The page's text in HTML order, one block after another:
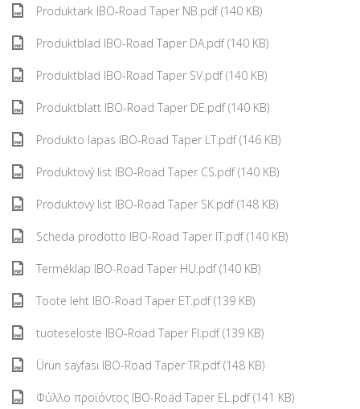
Produktark IBO-Road Taper NB.pdf (140 KB)
Produktblad IBO-Road Taper DA.pdf (140 KB)
Produktblad IBO-Road Taper SV.pdf (140 KB)
Produktblatt IBO-Road Taper DE.pdf (140 KB)
Produkto lapas IBO-Road Taper LT.pdf (146 KB)
Produktový list IBO-Road Taper CS.pdf (140 KB)
Produktový list IBO-Road Taper SK.pdf (148 KB)
Scheda prodotto IBO-Road Taper IT.pdf (140 KB)
Terméklap IBO-Road Taper HU.pdf (140 KB)
Toote leht IBO-Road Taper ET.pdf (139 KB)
tuoteseloste IBO-Road Taper FI.pdf (139 KB)
Ürün sayfası IBO-Road Taper TR.pdf (148 KB)
Φύλλο προϊόντος IBO-Road Taper EL.pdf (141 KB)